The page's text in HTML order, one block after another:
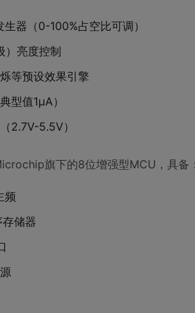
器（0-100%占空比可调）
）亮度控制
等预设效果引擎
型值1μA）
2.7V-5.5V）
旗下的8位增强型MCU，具备
频
储器